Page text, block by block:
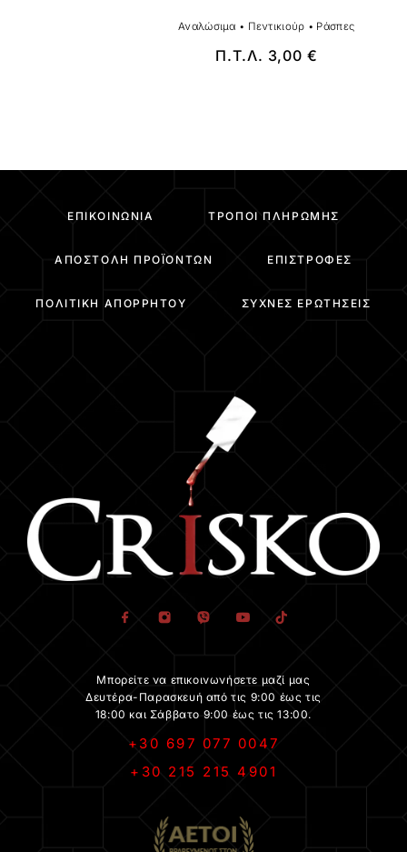
Αναλώσιμα • Πεντικιούρ • Ράσπες
Π.Τ.Λ. 3,00 €
ΕΠΙΚΟΙΝΩΝΊΑ ΤΡΌΠΟΙ ΠΛΗΡΩΜΉΣ
ΑΠΟΣΤΟΛΉ ΠΡΟΪΌΝΤΩΝ ΕΠΙΣΤΡΟΦΈΣ
ΠΟΛΙΤΙΚΉ ΑΠΟΡΡΉΤΟΥ ΣΥΧΝΈΣ ΕΡΩΤΉΣΕΙΣ
Μπορείτε να επικοινωνήσετε μαζί μας
Δευτέρα-Παρασκευή από τις 9:00 έως τις
18:00 και Σάββατο 9:00 έως τις 13:00.
+30 697 077 0047
+30 215 215 4901